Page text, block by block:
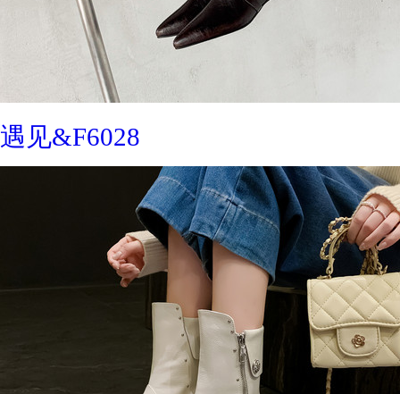
遇见&F6028